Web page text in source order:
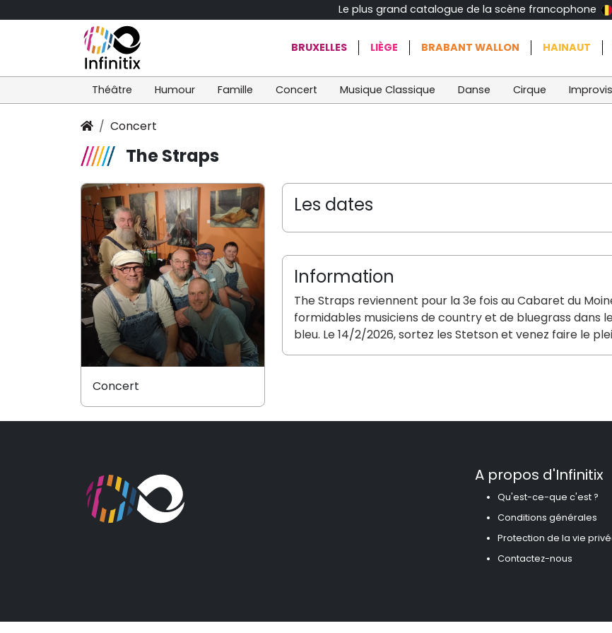
Le plus grand catalogue de la scène francophone
BRUXELLES LIÈGE BRABANT WALLON HAINAUT
Théâtre Humour Famille Concert Musique Classique Danse Cirque
Concert
The Straps
Les dates
Information
The Straps reviennent pour la 3e fois au Cabaret du
formidables musiciens de country et de bluegrass
bleu. Le 14/2/2026, sortez les Stetson et venez faire le
Concert
A propos d'Infinitix
Qu'est-ce-que c'est ?
Conditions générales
Protection de la vie
Contactez-nous